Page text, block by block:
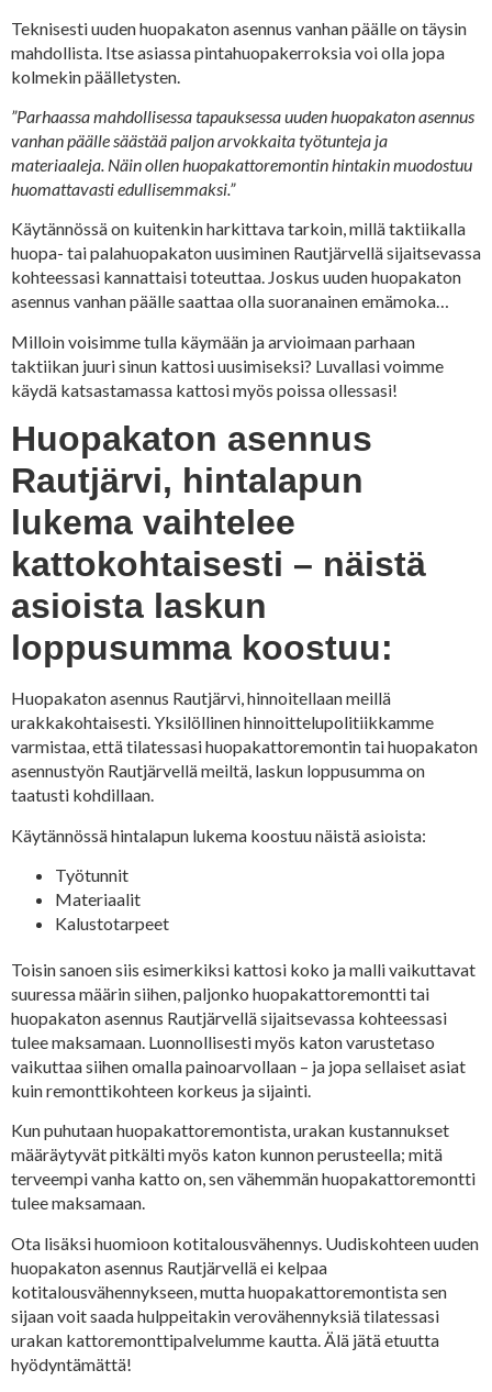
Teknisesti uuden huopakaton asennus vanhan päälle on täysin
mahdollista. Itse asiassa pintahuopakerroksia voi olla jopa
kolmekin päälletysten.
”Parhaassa mahdollisessa tapauksessa uuden huopakaton asennus
vanhan päälle säästää paljon arvokkaita työtunteja ja
materiaaleja. Näin ollen huopakattoremontin hintakin muodostuu
huomattavasti edullisemmaksi.”
Käytännössä on kuitenkin harkittava tarkoin, millä taktiikalla
huopa- tai palahuopakaton uusiminen Rautjärvellä sijaitsevassa
kohteessasi kannattaisi toteuttaa. Joskus uuden huopakaton
asennus vanhan päälle saattaa olla suoranainen emämoka…
Milloin voisimme tulla käymään ja arvioimaan parhaan
taktiikan juuri sinun kattosi uusimiseksi? Luvallasi voimme
käydä katsastamassa kattosi myös poissa ollessasi!
Huopakaton asennus
Rautjärvi, hintalapun
lukema vaihtelee
kattokohtaisesti – näistä
asioista laskun
loppusumma koostuu:
Huopakaton asennus Rautjärvi, hinnoitellaan meillä
urakkakohtaisesti. Yksilöllinen hinnoittelupolitiikkamme
varmistaa, että tilatessasi huopakattoremontin tai huopakaton
asennustyön Rautjärvellä meiltä, laskun loppusumma on
taatusti kohdillaan.
Käytännössä hintalapun lukema koostuu näistä asioista:
Työtunnit
Materiaalit
Kalustotarpeet
Toisin sanoen siis esimerkiksi kattosi koko ja malli vaikuttavat
suuressa määrin siihen, paljonko huopakattoremontti tai
huopakaton asennus Rautjärvellä sijaitsevassa kohteessasi
tulee maksamaan. Luonnollisesti myös katon varustetaso
vaikuttaa siihen omalla painoarvollaan – ja jopa sellaiset asiat
kuin remonttikohteen korkeus ja sijainti.
Kun puhutaan huopakattoremontista, urakan kustannukset
määräytyvät pitkälti myös katon kunnon perusteella; mitä
terveempi vanha katto on, sen vähemmän huopakattoremontti
tulee maksamaan.
Ota lisäksi huomioon kotitalousvähennys. Uudiskohteen uuden
huopakaton asennus Rautjärvellä ei kelpaa
kotitalousvähennykseen, mutta huopakattoremontista sen
sijaan voit saada hulppeitakin verovähennyksiä tilatessasi
urakan kattoremonttipalvelumme kautta. Älä jätä etuutta
hyödyntämättä!